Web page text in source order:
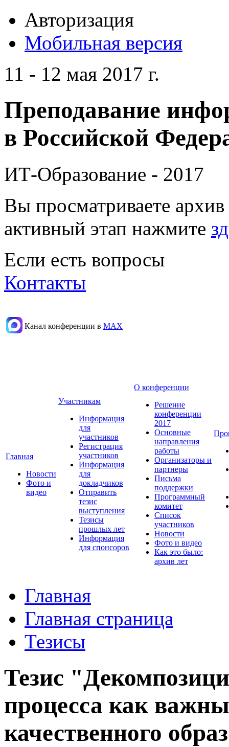
Авторизация
Мобильная версия
11 - 12 мая 2017 г.
Преподавание
в Российской
ИТ-Образование - 2017
Вы просматриваете
активный этап нажмите
Если есть вопросы
Контакты
Канал конференции в МАХ
Главная
Новости
Фото и
видео
Участникам
Информация
для
участников
Регистрация
участников
Информация
для
докладчиков
Отправить
тезис
выступления
Тезисы
прошлых лет
Информация
для спонсоров
О конференции
Решение
конференции
2017
Основные
направления
работы
Организаторы и
партнеры
Письма
поддержки
Программный
комитет
Список
участников
Новости
Фото и видео
Как это было:
архив лет
Главная
Главная страница
Тезисы
Тезис
процесса как
качественного